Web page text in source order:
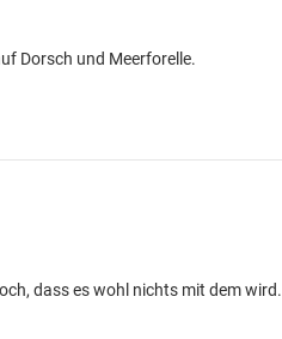
Dorsch und Meerforelle.
dass es wohl nichts mit dem wird.